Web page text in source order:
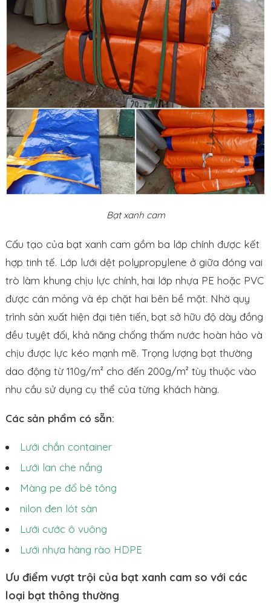
Bạt xanh cam
Cấu tạo của bạt xanh cam gồm ba lớp chính được kết
hợp tinh tế. Lớp lưới dệt polypropylene ở giữa đóng vai
trò làm khung chịu lực chính, hai lớp nhựa PE hoặc PVC
được cán mỏng và ép chặt hai bên bề mặt. Nhờ quy
trình sản xuất hiện đại tiên tiến, bạt sở hữu độ dày đồng
đều tuyệt đối, khả năng chống thấm nước hoàn hảo và
chịu được lực kéo mạnh mẽ. Trọng lượng bạt thường
dao động từ 110g/m² cho đến 200g/m² tùy thuộc vào
nhu cầu sử dụng cụ thể của từng khách hàng.
Các sản phẩm có sẵn:
Lưới chắn container
Lưới lan che nắng
Màng pe đổ bê tông
nilon đen lót sàn
Lưới cước ô vuông
Lưới nhựa hàng rào HDPE
Ưu điểm vượt trội của bạt xanh cam so với các
loại bạt thông thường